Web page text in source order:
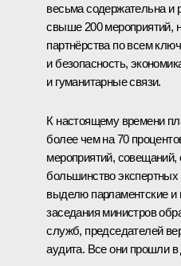
весьма содержательна и
свыше 200 мероприятий,
партнёрства по всем
и безопасность,
и гуманитарные связи.
К настоящему времени
более чем на 70
мероприятий,
большинство экспертных
выделю парламентские
заседания министров
служб, председателей
аудита. Все они прошли